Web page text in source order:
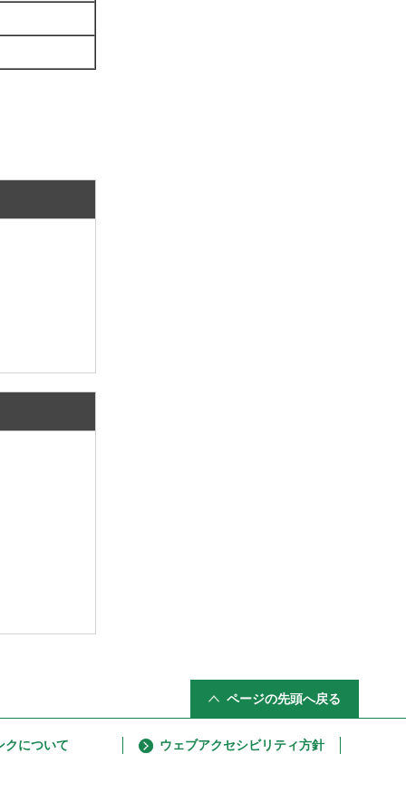
ページの先頭へ戻る
クについて ウェブアクセシビリティ方針